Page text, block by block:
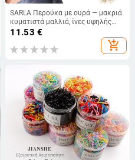
SARLA Περούκα με ουρά — μακριά
κυματιστά μαλλιά, ίνες υψηλής
θερμοκρασίας, κλιπ σύνδεσης,
11.53 €
add_shopping_cart